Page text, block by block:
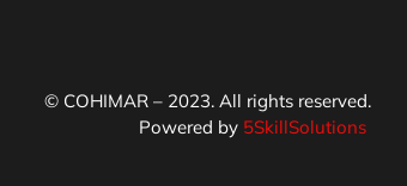
© COHIMAR – 2023. All rights reserved.
Powered by 5SkillSolutions